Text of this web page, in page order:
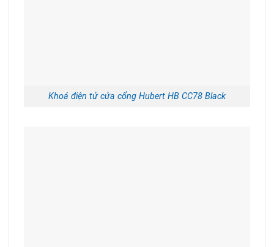
Khoá điện tử cửa cổng Hubert HB CC78 Black